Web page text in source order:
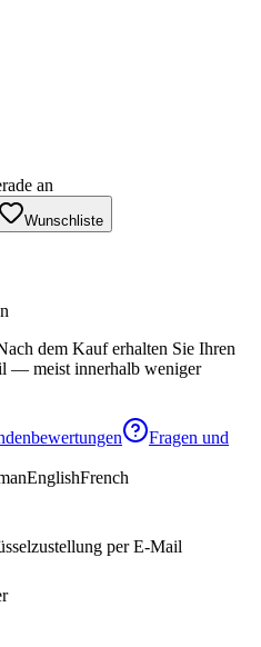
an
Wunschliste
dem Kauf erhalten Sie Ihren
— meist innerhalb weniger
Fragen und
EnglishFrench
per E-Mail